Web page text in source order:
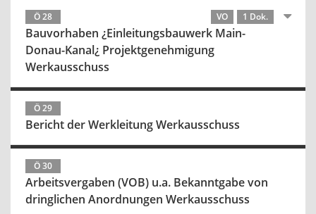
Ö 28 VO 1 Dok.
Bauvorhaben ¿Einleitungsbauwerk Main-
Donau-Kanal¿ Projektgenehmigung
Werkausschuss
Ö 29
Bericht der Werkleitung Werkausschuss
Ö 30
Arbeitsvergaben (VOB) u.a. Bekanntgabe von
dringlichen Anordnungen Werkausschuss